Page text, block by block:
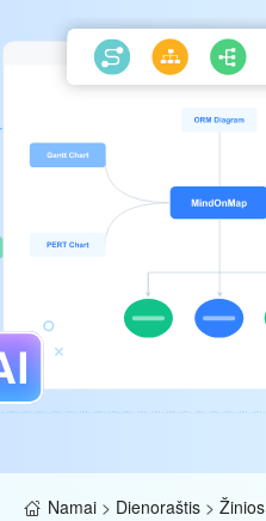
Namai > Dienoraštis > Žinios